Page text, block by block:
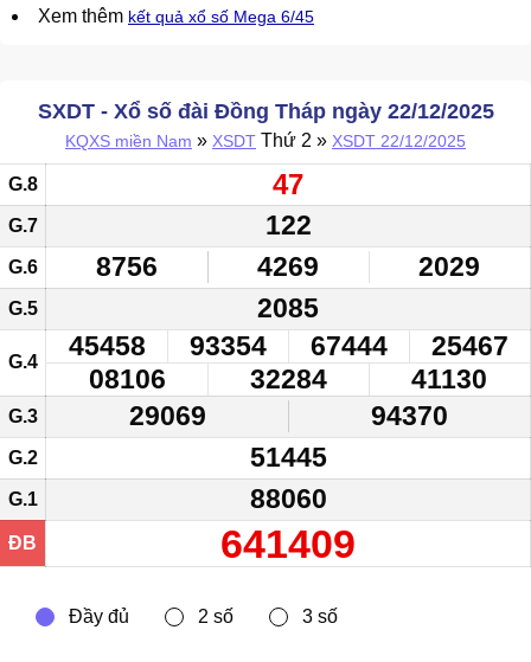
Xem thêm kết quả xổ số Mega 6/45
SXDT - Xổ số đài Đồng Tháp ngày 22/12/2025
KQXS miền Nam » XSDT Thứ 2 » XSDT 22/12/2025
G.8 47
G.7 122
G.6 8756 4269 2029
G.5 2085
G.4
45458 93354 67444
25467
08106
32284 41130
G.3 29069 94370
G.2 51445
G.1 88060
ĐB 641409